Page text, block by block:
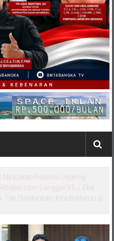
Dikonfirmasi, Sikap Kanit
Bangka Barat Memicu
Equality Before the Law